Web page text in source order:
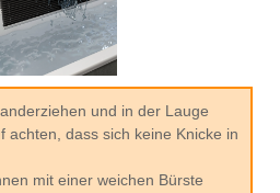
und in der Lauge
achten, dass sich keine Knicke in
mit einer weichen Bürste